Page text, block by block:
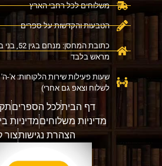
דף הביתלכל הספרים
מדיניות משלוחיםמדיניות
הצהרת נגישותצור
משלוחים לכל רחבי הארץ
הטבעות והקדשות על ספרים
כתובת
מראש בלבד
לשלוח וצאפ גם אחרי)